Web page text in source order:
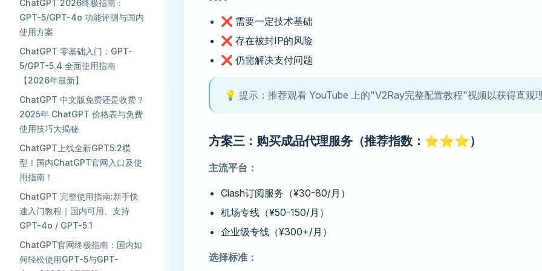
ChatGPT 2026终极指南：
GPT-5/GPT-4o 功能评测与国内
使用方案
ChatGPT 零基础入门：GPT-
5/GPT-5.4 全面使用指南
【2026年最新】
ChatGPT 中文版免费还是收费？
2025年 ChatGPT 价格表与免费
使用技巧大揭秘
ChatGPT上线全新GPT5.2模
型！国内ChatGPT官网入口及使
用指南！
ChatGPT 完整使用指南:新手快
速入门教程｜国内可用、支持
GPT-4o / GPT-5.1
ChatGPT官网终极指南：国内如
何轻松使用GPT-5与GPT-
❌ 需要一定技术基础
❌ 存在被封IP的风险
❌ 仍需解决支付问题
💡 提示：推荐观看 YouTube 上的"V2Ray完整配置教程"视频以获得直观
方案三：购买成品代理服务（推荐指数：⭐⭐⭐）
主流平台：
Clash订阅服务（¥30-80/月）
机场专线（¥50-150/月）
企业级专线（¥300+/月）
选择标准：